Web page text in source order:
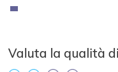
Valuta la qualità